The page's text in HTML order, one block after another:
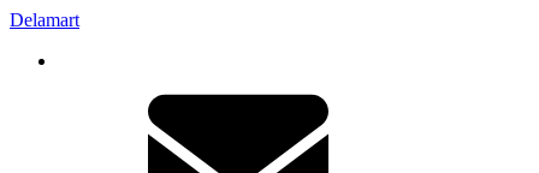
Delamart